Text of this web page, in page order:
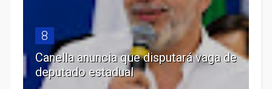
8
Canella anuncia que disputará vaga de
deputado estadual